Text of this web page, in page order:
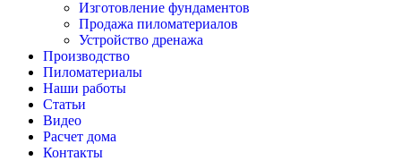
Изготовление фундаментов
Продажа пиломатериалов
Устройство дренажа
Производство
Пиломатериалы
Наши работы
Статьи
Видео
Расчет дома
Контакты